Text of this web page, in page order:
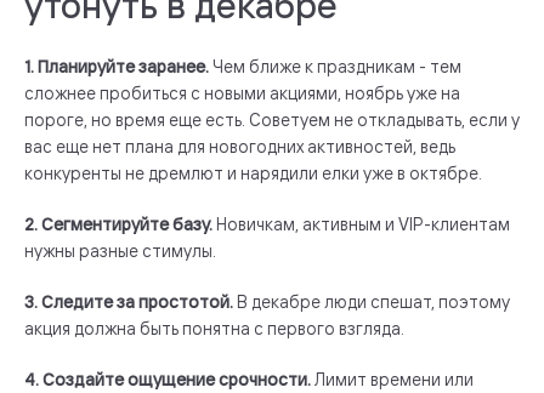
1. Планируйте заранее. Чем ближе к праздникам - тем
сложнее пробиться с новыми акциями, ноябрь уже на
пороге, но время еще есть. Советуем не откладывать, если у
вас еще нет плана для новогодних активностей, ведь
конкуренты не дремлют и нарядили елки уже в октябре.
2. Сегментируйте базу. Новичкам, активным и VIP-клиентам
нужны разные стимулы.
3. Следите за простотой. В декабре люди спешат, поэтому
акция должна быть понятна с первого взгляда.
4. Создайте ощущение срочности.Лимит времени или